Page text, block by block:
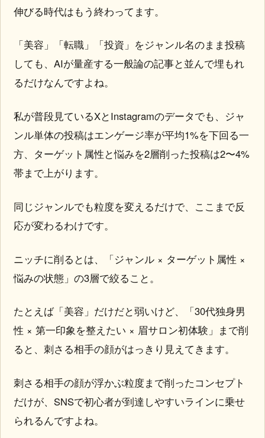
伸びる時代はもう終わってます。
「美容」「転職」「投資」をジャンル名のまま投稿
しても、AIが量産する一般論の記事と並んで埋もれ
るだけなんですよね。
私が普段見ているXとInstagramのデータでも、ジャ
ンル単体の投稿はエンゲージ率が平均1%を下回る一
方、ターゲット属性と悩みを2層削った投稿は2〜4%
帯まで上がります。
同じジャンルでも粒度を変えるだけで、ここまで反
応が変わるわけです。
ニッチに削るとは、「ジャンル × ターゲット属性 ×
悩みの状態」の3層で絞ること。
たとえば「美容」だけだと弱いけど、「30代独身男
性 × 第一印象を整えたい × 眉サロン初体験」まで削
ると、刺さる相手の顔がはっきり見えてきます。
刺さる相手の顔が浮かぶ粒度まで削ったコンセプト
だけが、SNSで初心者が到達しやすいラインに乗せ
られるんですよね。